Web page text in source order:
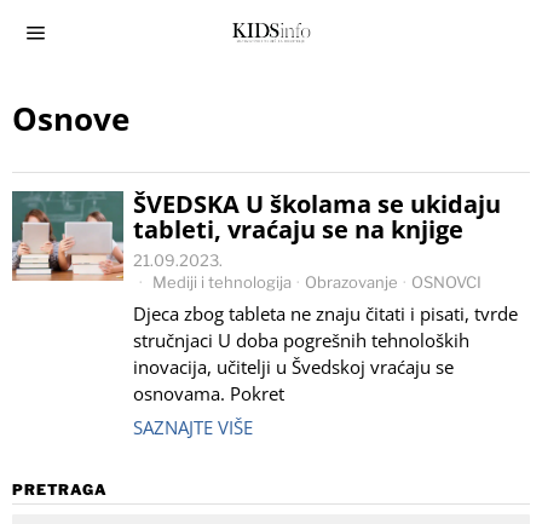
Osnove
ŠVEDSKA U školama se ukidaju
tableti, vraćaju se na knjige
21.09.2023.
Mediji i tehnologija · Obrazovanje · OSNOVCI
Djeca zbog tableta ne znaju čitati i pisati, tvrde
stručnjaci U doba pogrešnih tehnoloških
inovacija, učitelji u Švedskoj vraćaju se
osnovama. Pokret
SAZNAJTE VIŠE
PRETRAGA